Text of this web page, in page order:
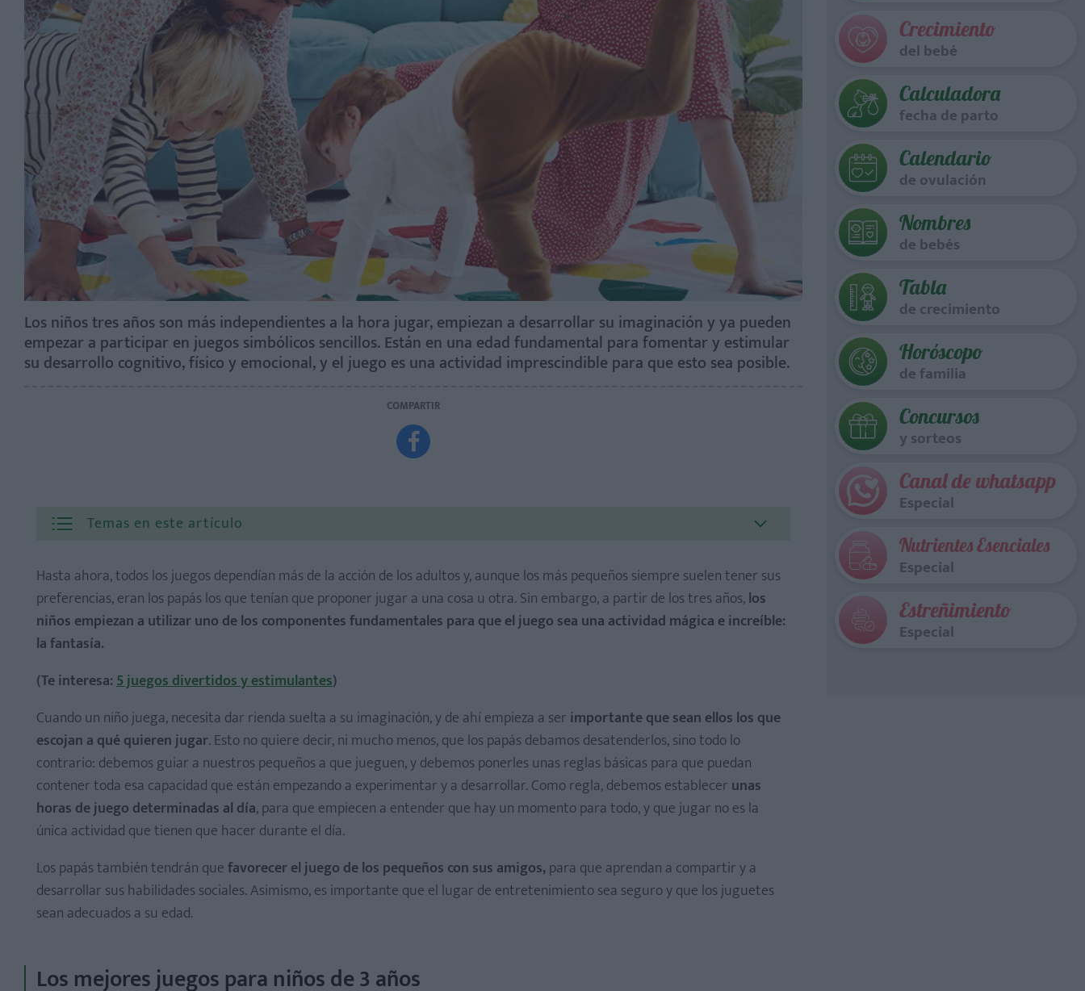
Los niños tres años son más independientes a la hora jugar, empiezan a desarrollar su imaginación y ya pueden
empezar a participar en juegos simbólicos sencillos. Están en una edad fundamental para fomentar y estimular
su desarrollo cognitivo, físico y emocional, y el juego es una actividad imprescindible para que esto sea posible.
COMPARTIR

Temas en este artículo
¡Hagamos alguna manualidad!
¡Veo veo!
¡Vamos a bailar!
Hasta ahora, todos los juegos dependían más de la acción de los adultos y, aunque los más pequeños siempre suelen tener sus
preferencias, eran los papás los que tenían que proponer jugar a una cosa u otra. Sin embargo, a partir de los tres años,los
niños empiezan a utilizar uno de los componentes fundamentales para que el juego sea una actividad mágica e increíble:
la fantasía.
(Te interesa:5 juegos divertidos y estimulantes)
Cuando un niño juega, necesita dar rienda suelta a su imaginación, y de ahí empieza a ser importante que sean ellos los que
escojan a qué quieren jugar. Esto no quiere decir, ni mucho menos, que los papás debamos desatenderlos, sino todo lo
contrario: debemos guiar a nuestros pequeños a que jueguen, y debemos ponerles unas reglas básicas para que puedan
contener toda esa capacidad que están empezando a experimentar y a desarrollar. Como regla, debemos establecer unas
horas de juego determinadas al día, para que empiecen a entender que hay un momento para todo, y que jugar no es la
única actividad que tienen que hacer durante el día.
Los papás también tendrán quefavorecer el juego de los pequeños con sus amigos,para que aprendan a compartir y a
desarrollar sus habilidades sociales. Asimismo, es importante que el lugar de entretenimiento sea seguro y que los juguetes
sean adecuados a su edad.
Los mejores juegos para niños de 3 años
Crecimiento
del bebé
Calculadora
fecha de parto
Calendario
de ovulación
Nombres
de bebés
Tabla
de crecimiento
Horóscopo
de familia
Concursos
y sorteos
Canal de whatsapp
Especial
Nutrientes Esenciales
Especial
Estreñimiento
Especial